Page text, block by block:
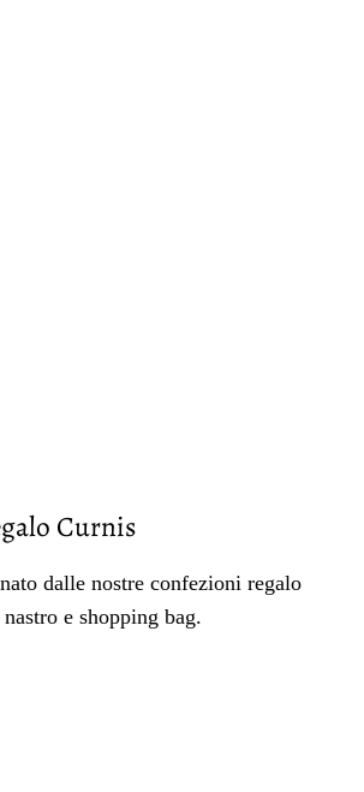
Curnis
dalle nostre confezioni regalo
e shopping bag.